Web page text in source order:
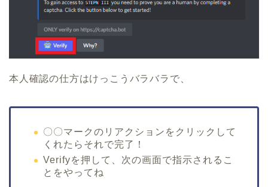
本人確認の仕方はけっこうバラバラで、
〇〇マークのリアクションをクリックして
くれたらそれで完了！
Verifyを押して、次の画面で指示されるこ
とをやってね